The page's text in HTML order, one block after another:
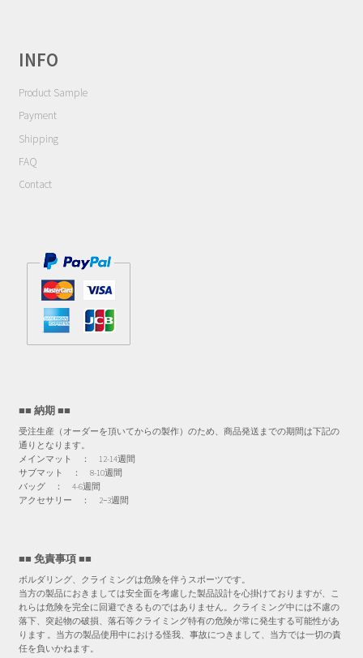
INFO
Product Sample
Payment
Shipping
FAQ
Contact
■■ 納期 ■■
受注生産（オーダーを頂いてからの製作）のため、商品発送までの期間は下記の
通りとなります。
メインマット ： 12-14週間
サブマット ： 8-10週間
バッグ ： 4-6週間
アクセサリー ： 2−3週間
■■ 免責事項 ■■
ボルダリング、クライミングは危険を伴うスポーツです。
当方の製品におきましては安全面を考慮した製品設計を心掛けておりますが、こ
れらは危険を完全に回避できるものではありません。クライミング中には不慮の
落下、突起物の破損、落石等クライミング特有の危険が常に発生する可能性があ
ります 。当方の製品使用中における怪我、事故につきまして、当方では一切の責
任を負いかねます。